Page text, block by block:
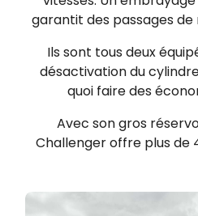
garantit des passages
Ils sont tous deux
désactivation du
quoi faire des
Avec son gros
Challenger offre plus de